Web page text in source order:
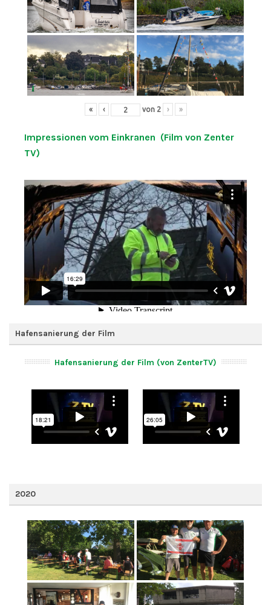
« ‹ von 2 › »
Impressionen vom Einkranen (Film von Zenter
TV)
Hafensanierung der Film
Hafensanierung der Film (von ZenterTV)
2020